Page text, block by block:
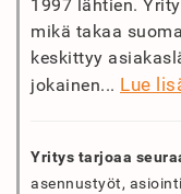
1997 lähtien.
mikä takaa
keskittyy
jokainen... Lue
Yritys tarjoaa
asennustyöt,